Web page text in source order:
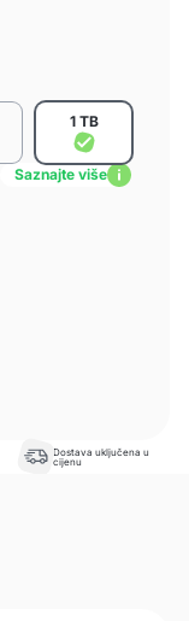
1 TB
Saznajte više
Dostava uključena u
cijenu